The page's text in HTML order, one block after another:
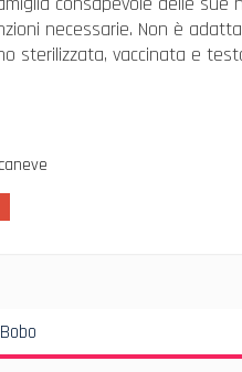
necessarie. Non è
sterilizzata, vaccinata e